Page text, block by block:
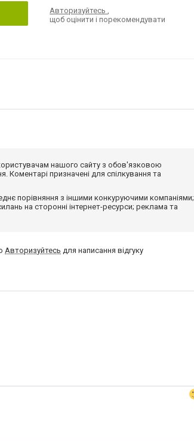
Авторизуйтесь,
щоб оцінити і порекомендувати
нашого сайту з обов'язковою
Коментарі призначені для спілкування та
порівняння з іншими конкуруючими компаніями;
на сторонні інтернет-ресурси; реклама та
Авторизуйтесь для написання відгуку